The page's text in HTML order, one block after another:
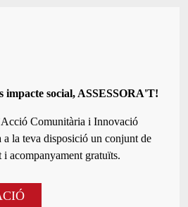
impacte social, ASSESSORA'T!
Comunitària i Innovació
a la teva disposició un conjunt de
i acompanyament gratuïts.